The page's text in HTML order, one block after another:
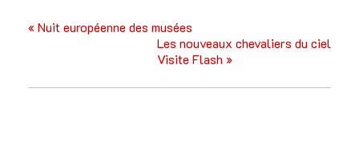
«Nuit européenne des musées
Les nouveaux chevaliers du ciel
Visite Flash »